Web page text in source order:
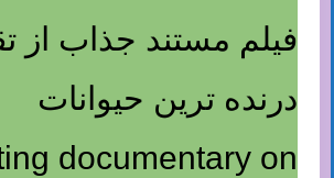
فیلم مستند جذاب از
درنده ترین حیوانات
documentary on